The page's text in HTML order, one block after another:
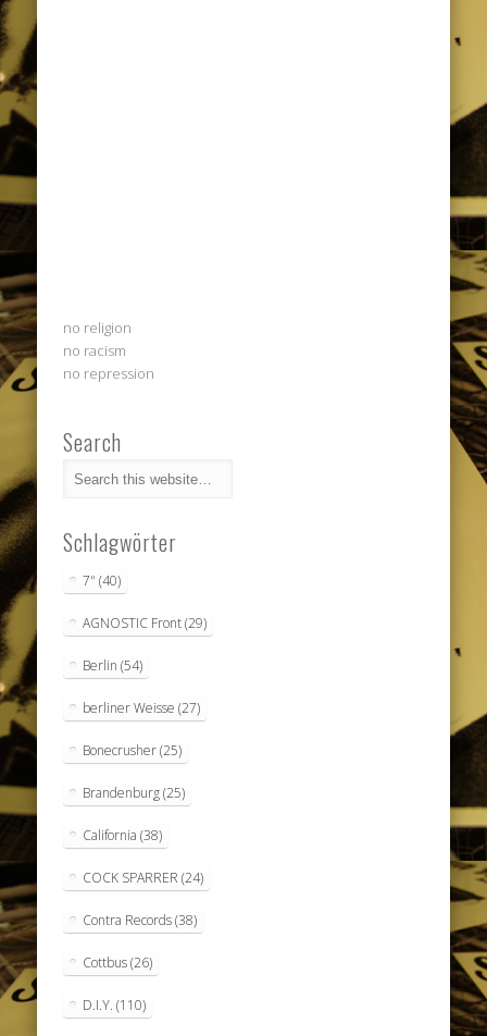
no religion
no racism
no repression
Search
Schlagwörter
7" (40)
AGNOSTIC Front(29)
Berlin (54)
berliner Weisse (27)
Bonecrusher(25)
Brandenburg(25)
California (38)
COCK SPARRER (24)
Contra Records(38)
Cottbus(26)
D.I.Y. (110)